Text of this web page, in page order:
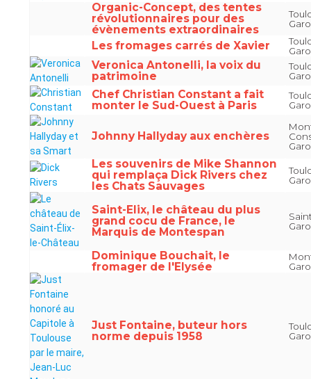
Organic-Concept, des tentes
révolutionnaires pour des
évènements extraordinaires
Les fromages carrés de Xavier
Veronica Antonelli, la voix du
patrimoine
Chef Christian Constant a fait
monter le Sud-Ouest à Paris
Johnny Hallyday aux enchères
Les souvenirs de Mike Shannon
qui remplaça Dick Rivers chez
les Chats Sauvages
Saint-Elix, le château du plus
grand cocu de France, le
Marquis de Montespan
Dominique Bouchait, le
fromager de l'Elysée
Just Fontaine, buteur hors
norme depuis 1958